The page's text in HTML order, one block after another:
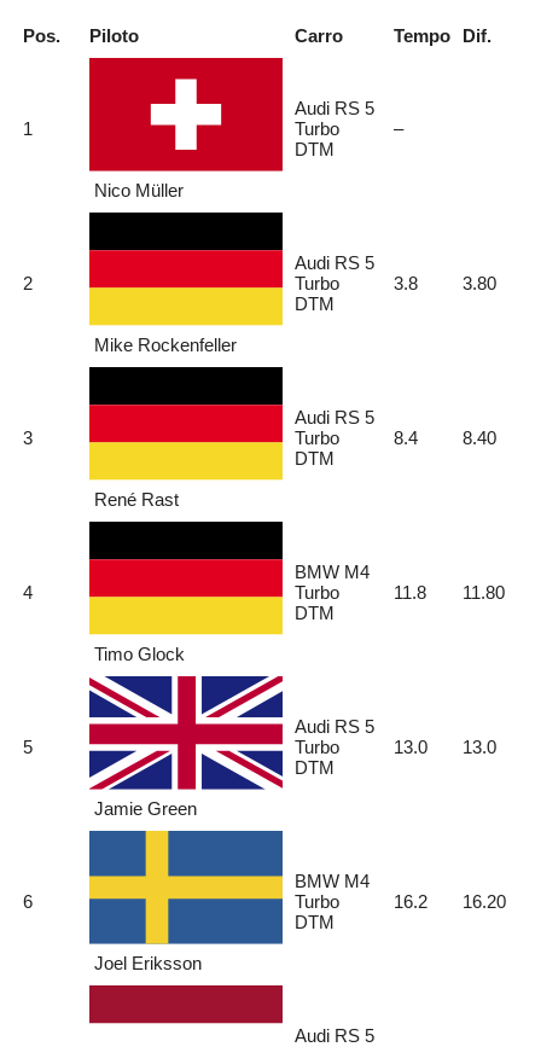
Pos. Piloto Carro Tempo Dif.
1
Nico Müller
Audi RS 5
Turbo
DTM
–
2
Mike Rockenfeller
Audi RS 5
Turbo
DTM
3.8 3.80
3
René Rast
Audi RS 5
Turbo
DTM
8.4 8.40
4
Timo Glock
BMW M4
Turbo
DTM
11.8 11.80
5
Jamie Green
Audi RS 5
Turbo
DTM
13.0 13.0
6
Joel Eriksson
BMW M4
Turbo
DTM
16.2 16.20
Audi RS 5